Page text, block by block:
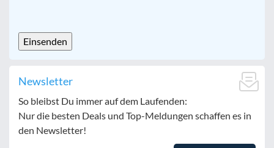
Newsletter
So bleibst Du immer auf dem Laufenden:
Nur die besten Deals und Top-Meldungen schaffen es in
den Newsletter!